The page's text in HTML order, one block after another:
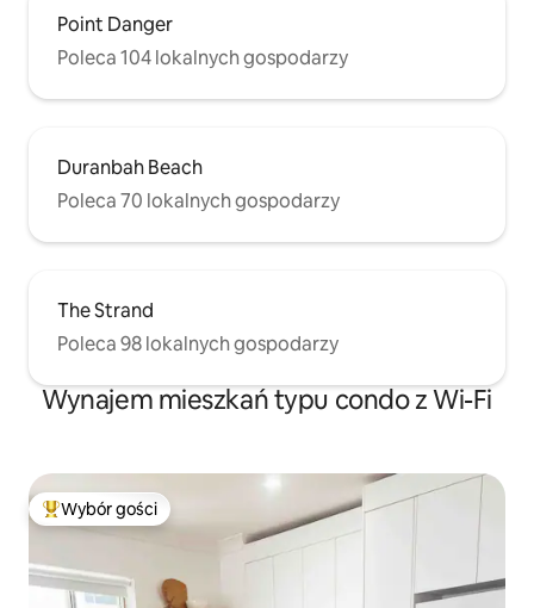
Point Danger
Poleca 104 lokalnych gospodarzy
Duranbah Beach
Poleca 70 lokalnych gospodarzy
The Strand
Poleca 98 lokalnych gospodarzy
Wynajem mieszkań typu condo z Wi-Fi
Najpopularniejsze z kategorii Wybór gości
Wybór gości